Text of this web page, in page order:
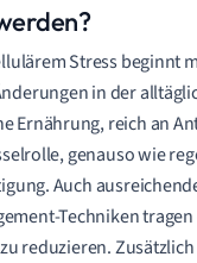
Stress beginnt
in der
Ernährung, reich an
genauso wie
Auch
Techniken
reduzieren.